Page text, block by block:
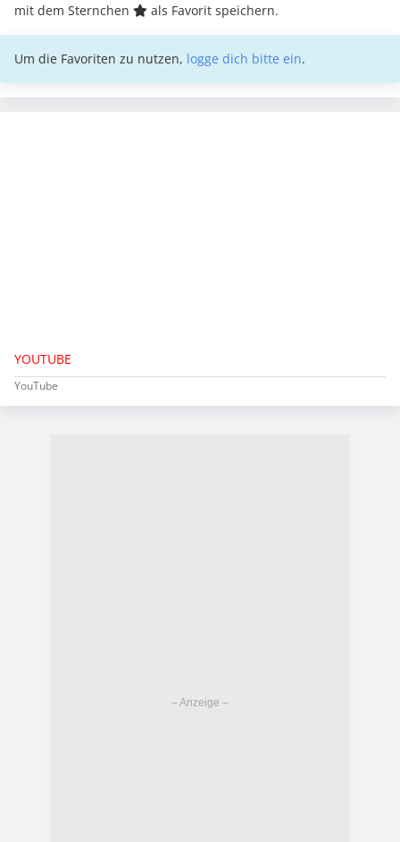
mit dem Sternchen
als Favorit speichern.
Um die Favoriten zu nutzen, logge dich bitte ein.
YOUTUBE
YouTube